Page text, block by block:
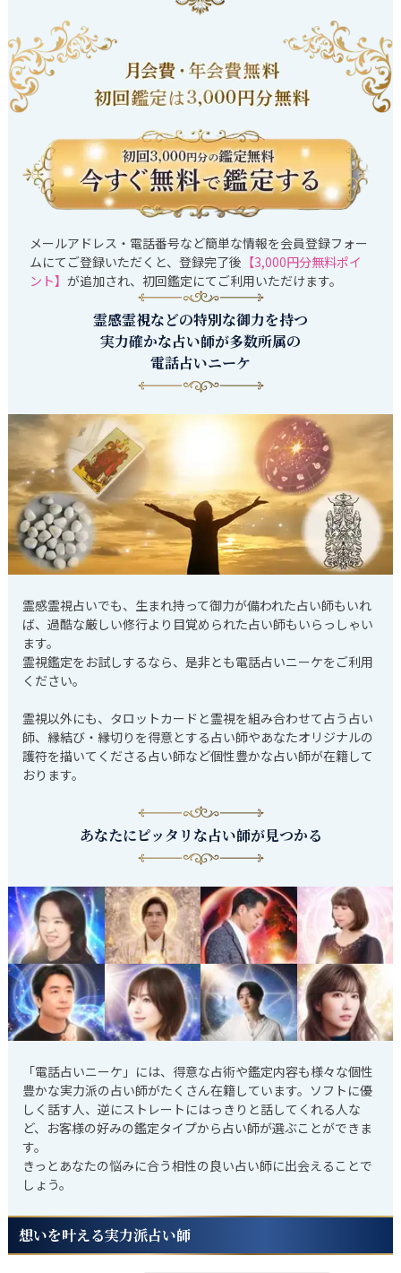
メールアドレス・電話番号など簡単な情報を会員登録フォー
ムにてご登録いただくと、登録完了後 【3,000円分無料ポイ
ント】 が追加され、初回鑑定にてご利用いただけます。
霊感霊視などの特別な御力を持つ
実力確かな占い師が多数所属の
電話占いニーケ
霊感霊視占いでも、生まれ持って御力が備われた占い師もいれ
ば、過酷な厳しい修行より目覚められた占い師もいらっしゃい
ます。
霊視鑑定をお試しするなら、是非とも電話占いニーケをご利用
ください。
霊視以外にも、タロットカードと霊視を組み合わせて占う占い
師、縁結び・縁切りを得意とする占い師やあなたオリジナルの
護符を描いてくださる占い師など個性豊かな占い師が在籍して
おります。
あなたにピッタリな占い師が見つかる
「電話占いニーケ」には、得意な占術や鑑定内容も様々な個性
豊かな実力派の占い師がたくさん在籍しています。ソフトに優
しく話す人、逆にストレートにはっきりと話してくれる人な
ど、お客様の好みの鑑定タイプから占い師が選ぶことができま
す。
きっとあなたの悩みに合う相性の良い占い師に出会えることで
しょう。
想いを叶える実力派占い師